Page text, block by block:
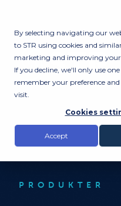
By selecting navigating our
to STR using cookies and
marketing and improving your
If you decline, we'll only use
remember your preference
visit.
Cookies
Accept
PRODUKTER